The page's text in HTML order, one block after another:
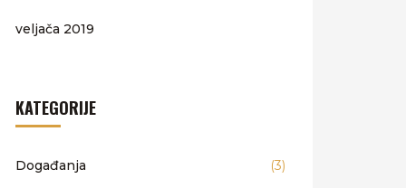
veljača 2019
KATEGORIJE
Događanja (3)